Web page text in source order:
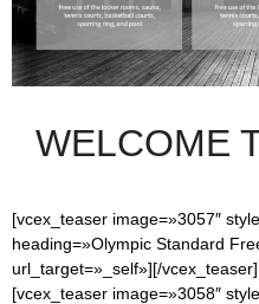
WELCOME
[vcex_teaser image=»3057″
heading=»Olympic Standard
url_target=»_self»][/vcex_teaser]
[vcex_teaser image=»3058″